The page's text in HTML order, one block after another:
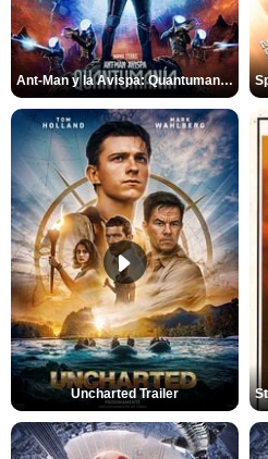
Ant-Man y la Avispa: Quantumanía Tráiler (2)
Uncharted Trailer